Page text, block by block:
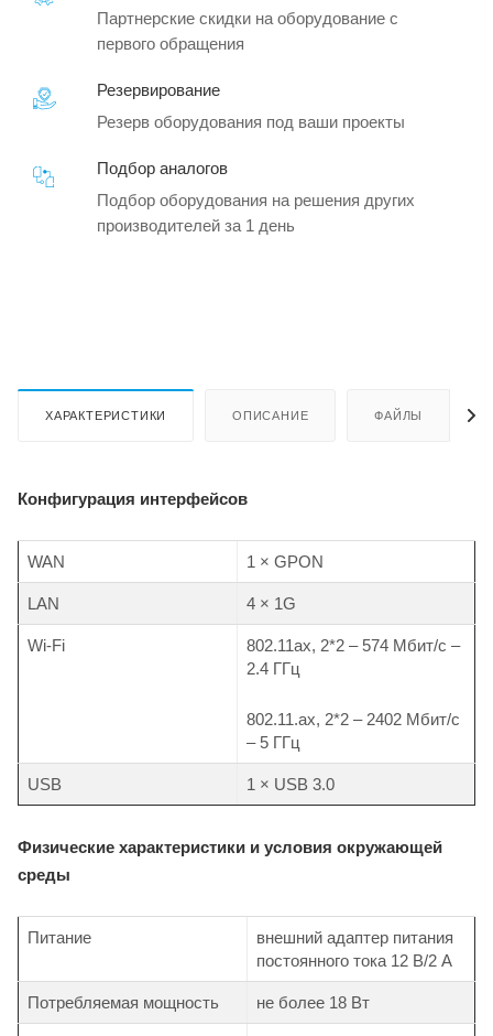
Партнерские скидки на оборудование с
первого обращения
Резервирование
Резерв оборудования под ваши проекты
Подбор аналогов
Подбор оборудования на решения других
производителей за 1 день
ХАРАКТЕРИСТИКИ ОПИСАНИЕ ФАЙЛЫ
Конфигурация интерфейсов
WAN 1 × GPON
LAN 4 × 1G
Wi-Fi
802.11ax, 2*2 – 574 Мбит/с –
2.4 ГГц
802.11.ax, 2*2 – 2402 Мбит/с
– 5 ГГц
USB 1 × USB 3.0
Физические характеристики и условия окружающей
среды
Питание
внешний адаптер питания
постоянного тока 12 B/2 А
Потребляемая мощность не более 18 Вт